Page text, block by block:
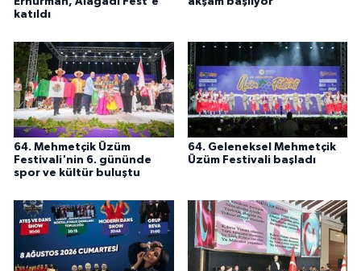
katıldı
64. Mehmetçik Üzüm
Festivali'nin 6. gününde
spor ve kültür buluştu
64. Geleneksel Mehmetçik
Üzüm Festivali başladı